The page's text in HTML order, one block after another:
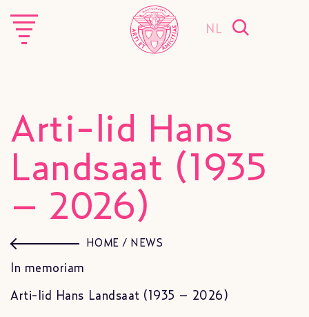
NL
Arti-lid Hans
Landsaat (1935
– 2026)
HOME / NEWS
In memoriam
Arti-lid Hans Landsaat (1935 – 2026)